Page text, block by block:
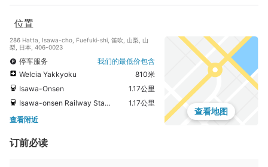
位置
286 Hatta, Isawa-cho, Fuefuki-shi, 笛吹, 山梨, 山
梨, 日本, 406-0023
停车服务
我们的最低价包含
Welcia Yakkyoku
810米
Isawa-Onsen
1.17公里
Isawa-onsen Railway Station
1.17公里
查看附近
查看地图
订前必读